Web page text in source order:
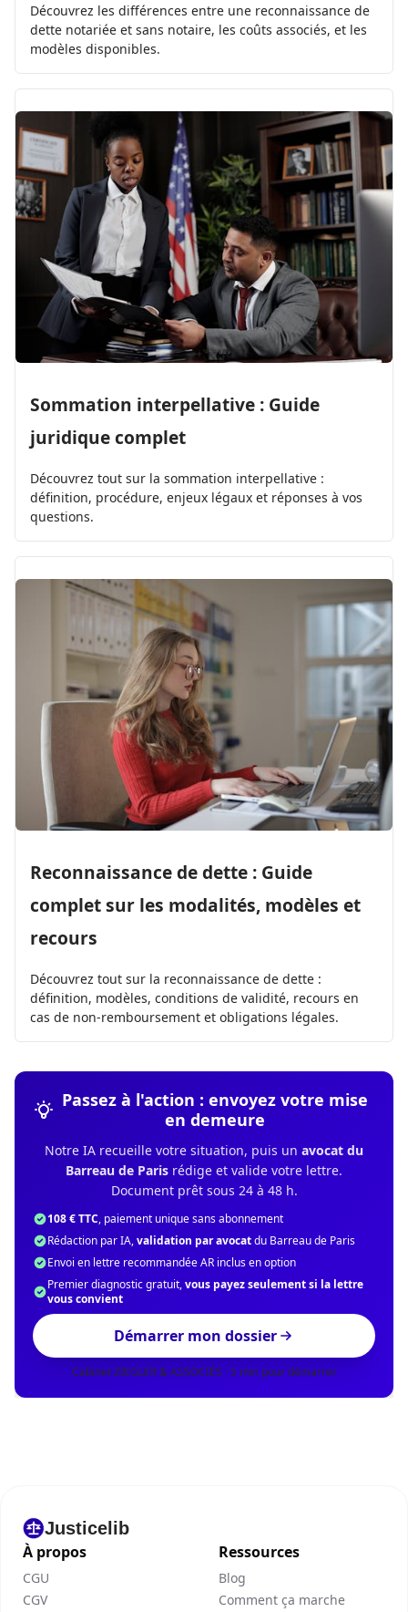
Découvrez les différences entre une reconnaissance de
dette notariée et sans notaire, les coûts associés, et les
modèles disponibles.
Sommation interpellative : Guide
juridique complet
Découvrez tout sur la sommation interpellative :
définition, procédure, enjeux légaux et réponses à vos
questions.
Reconnaissance de dette : Guide
complet sur les modalités, modèles et
recours
Découvrez tout sur la reconnaissance de dette :
définition, modèles, conditions de validité, recours en
cas de non-remboursement et obligations légales.
Passez à l'action : envoyez votre mise
en demeure
Notre IA recueille votre situation, puis un avocat du
Barreau de Paris rédige et valide votre lettre.
Document prêt sous 24 à 48 h.
108 € TTC, paiement unique sans abonnement
Rédaction par IA,validation par avocatdu Barreau de Paris
Envoi en lettre recommandée AR inclus en option
Premier diagnostic gratuit,vous payez seulement si la lettre
vous convient
Démarrer mon dossier
Cabinet ZIEGLER & ASSOCIÉS · 5 min pour démarrer
Justicelib
À propos
CGU
CGV
Ressources
Blog
Comment ça marche